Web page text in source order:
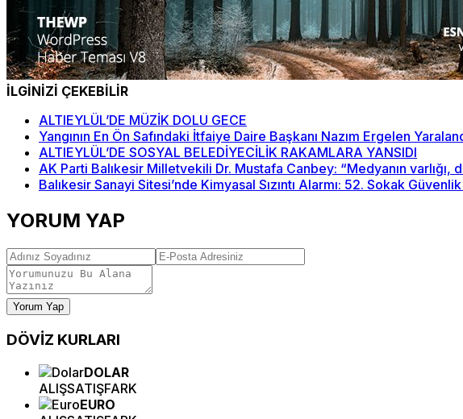
İLGİNİZİ ÇEKEBİLİR
ALTIEYLÜL’DE MÜZİK DOLU GECE
Yangının En Ön Safındaki İtfaiye Daire Başkanı Nazım Ergelen
ALTIEYLÜL’DE SOSYAL BELEDİYECİLİK RAKAMLARA YANSIDI
AK Parti Balıkesir Milletvekili Dr. Mustafa Canbey: “Medyanın
Balıkesir Sanayi Sitesi’nde Kimyasal Sızıntı Alarmı: 52. Sokak
YORUM YAP
Yorum Yap
DÖVİZ KURLARI
DOLAR
ALIŞSATIŞFARK
EURO